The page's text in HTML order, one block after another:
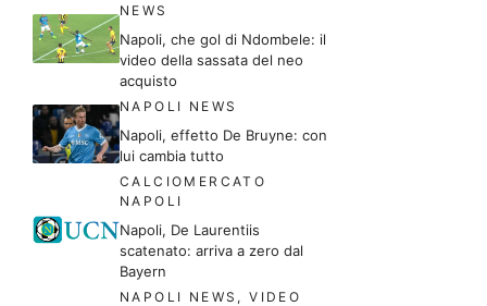
NEWS
Napoli, che gol di Ndombele: il
video della sassata del neo
acquisto
NAPOLI NEWS
Napoli, effetto De Bruyne: con
lui cambia tutto
CALCIOMERCATO
NAPOLI
Napoli, De Laurentiis
scatenato: arriva a zero dal
Bayern
NAPOLI NEWS ,VIDEO